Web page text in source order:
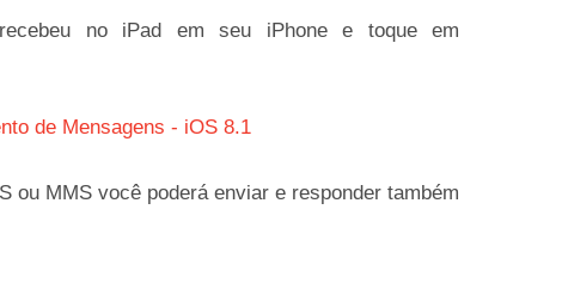
no iPad em seu iPhone e toque em
ou MMS você poderá enviar e responder também